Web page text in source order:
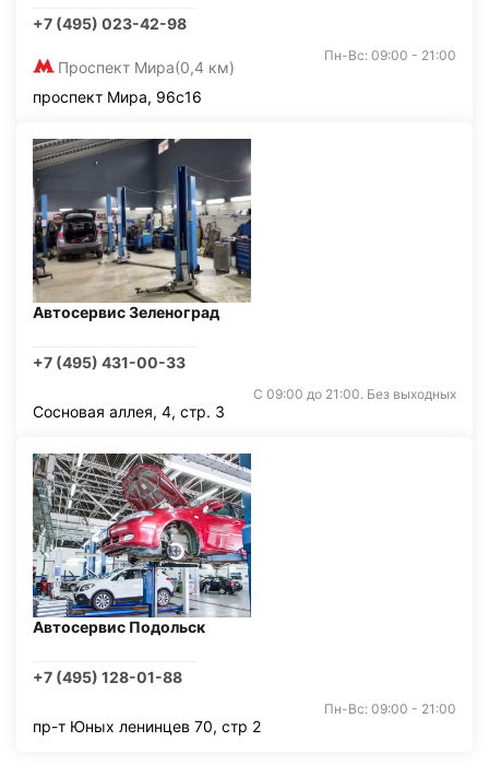
+7 (495) 023-42-98
Проспект Мира(0,4 км)
Пн-Вс: 09:00 - 21:00
проспект Мира, 96с16
Автосервис Зеленоград
+7 (495) 431-00-33
С 09:00 до 21:00. Без выходных
Сосновая аллея, 4, стр. 3
Автосервис Подольск
+7 (495) 128-01-88
Пн-Вс: 09:00 - 21:00
пр-т Юных ленинцев 70, стр 2